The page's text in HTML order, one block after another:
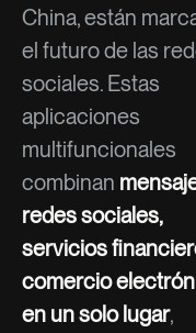
China, están
el futuro de las
sociales. Estas
aplicaciones
multifuncionales
combinan
redes sociales,
servicios
comercio
en un solo lugar,